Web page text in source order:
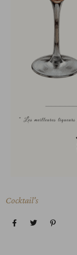
Cocktail's